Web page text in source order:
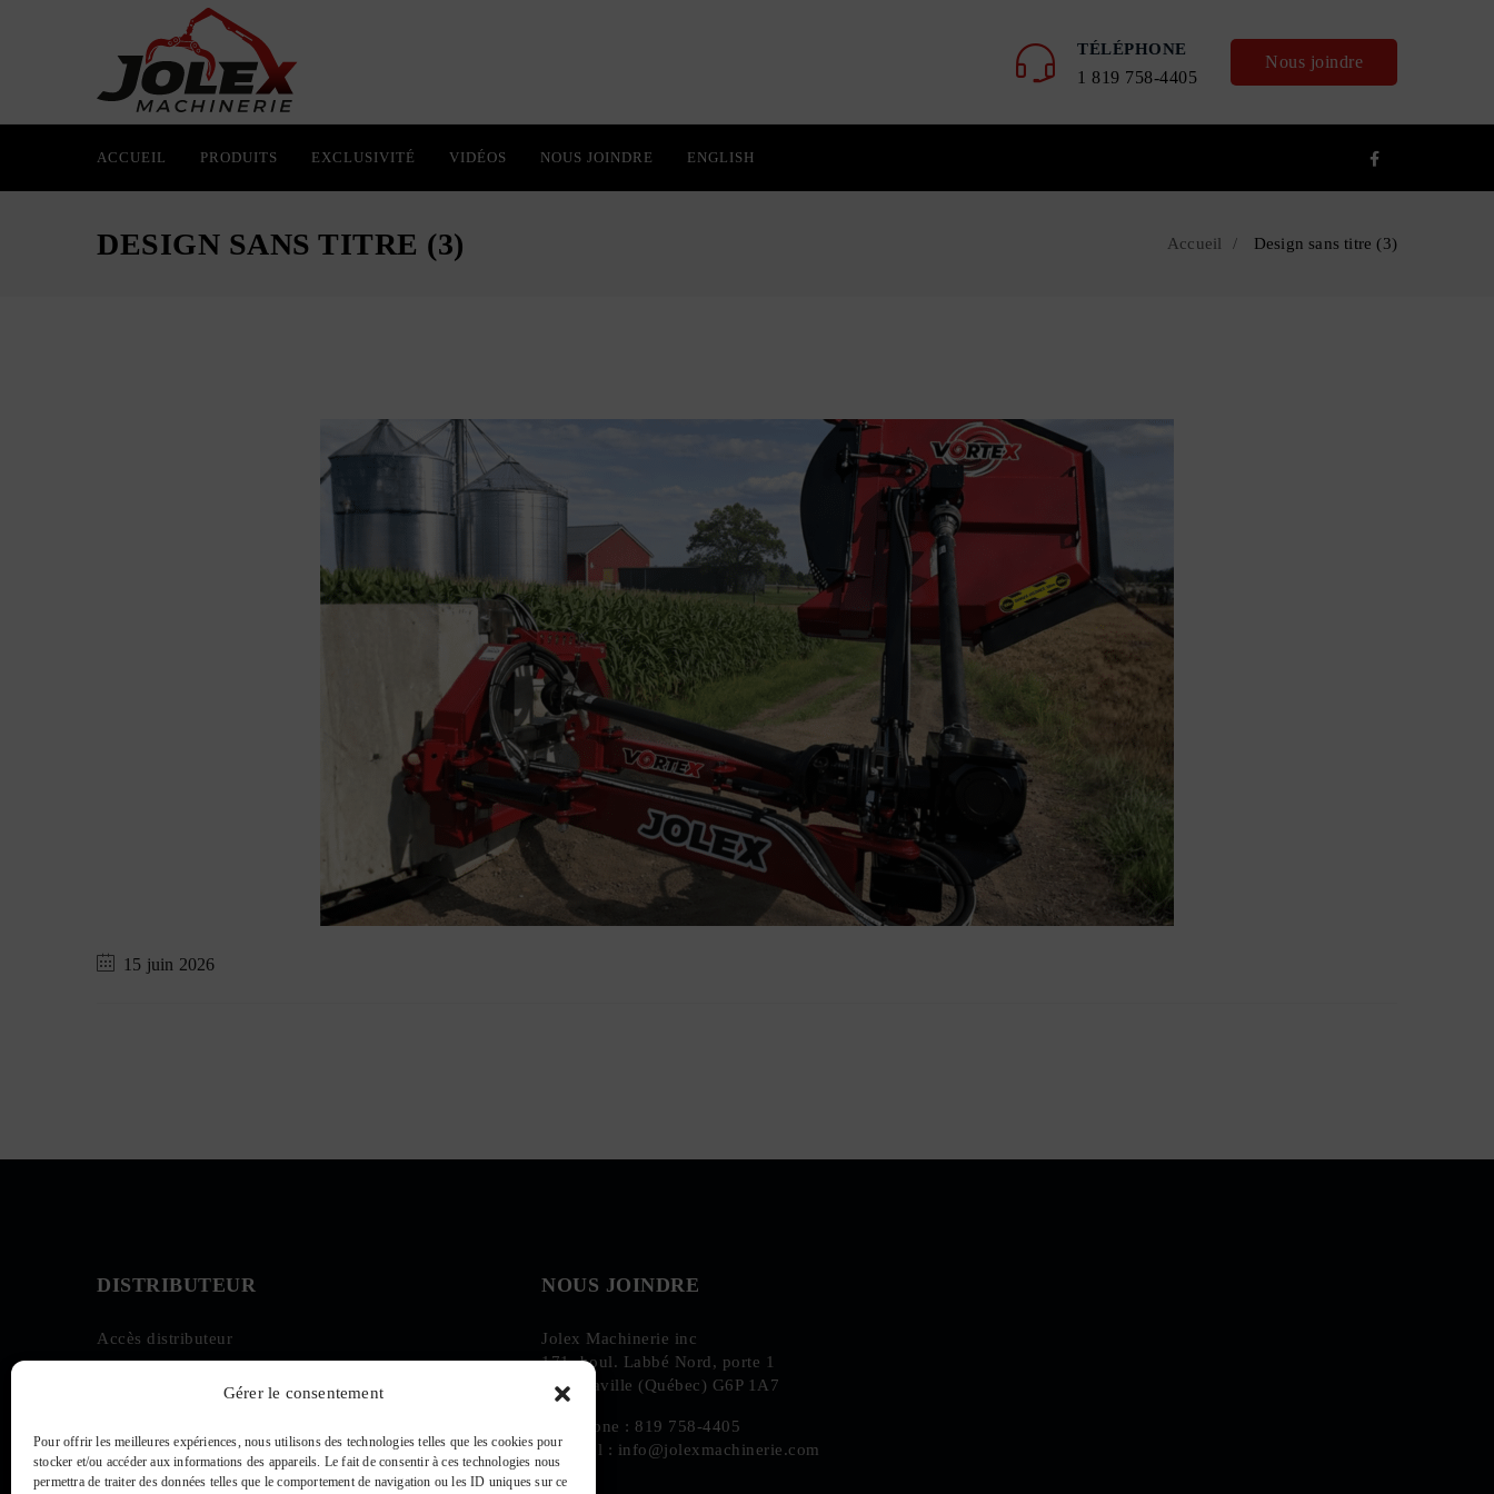
Gérer le consentement
Pour offrir les meilleures expériences, nous utilisons des technologies telles que les cookies pour
stocker et/ou accéder aux informations des appareils. Le fait de consentir à ces technologies nous
permettra de traiter des données telles que le comportement de navigation ou les ID uniques sur ce
TÉLÉPHONE
1 819 758-4405
Nous joindre
ACCUEIL PRODUITS EXCLUSIVITÉ VIDÉOS NOUS JOINDRE ENGLISH
DESIGN SANS TITRE (3) Accueil Design sans titre (3)
15 juin 2026
DISTRIBUTEUR
Accès distributeur
NOUS JOINDRE
Jolex Machinerie inc
171, boul. Labbé Nord, porte 1
Victoriaville (Québec) G6P 1A7
Téléphone : 819 758-4405
Courriel : info@jolexmachinerie.com